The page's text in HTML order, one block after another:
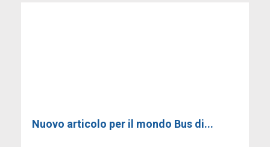
Nuovo articolo per il mondo Bus di...